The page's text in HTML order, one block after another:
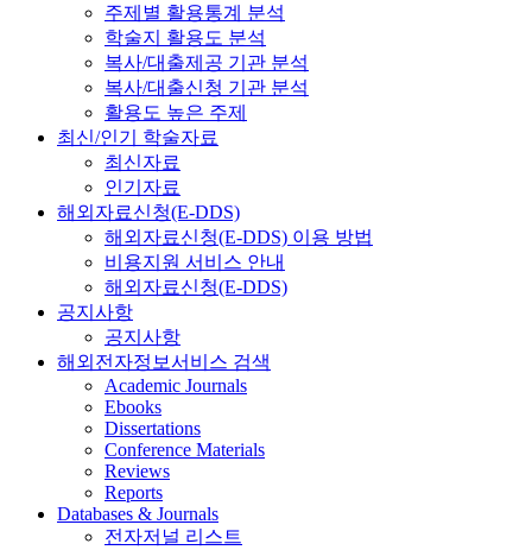
주제별 활용통계 분석
학술지 활용도 분석
복사/대출제공 기관 분석
복사/대출신청 기관 분석
활용도 높은 주제
최신/인기 학술자료
최신자료
인기자료
해외자료신청(E-DDS)
해외자료신청(E-DDS) 이용 방법
비용지원 서비스 안내
해외자료신청(E-DDS)
공지사항
공지사항
해외전자정보서비스 검색
Academic Journals
Ebooks
Dissertations
Conference Materials
Reviews
Reports
Databases & Journals
전자저널 리스트